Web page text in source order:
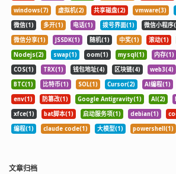
windows(7)
虚拟机(2) 共享磁盘(2) vmware(3)
微信(1)
多开(1) 电话(1) 拨号界面(1) 微信小程序
微信分享(1)
JSSDK(1) 随机(1) 中奖(1) 滚动(1)
Nodejs(2)
swap(1) oom(1) mysql(1) 内存(1)
COS(1)
TRX(1) 钱包地址(4) 区块链(4) web3(4)
BTC(1)
比特币(1) SOL(1) Cursor(2) AI编程(1)
env(1)
防篡改(1) Google Antigravity(1) AI(2)
xfce(1)
bat脚本(1) 启动服务项(1) debian(1)
编程(1)
claude code(1) 大模型(1) powershell(1)
文章归档